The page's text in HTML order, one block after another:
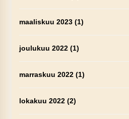
maaliskuu 2023(1)
joulukuu 2022(1)
marraskuu 2022(1)
lokakuu 2022(2)